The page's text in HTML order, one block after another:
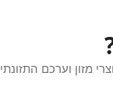
מזון וערכם התזונתי